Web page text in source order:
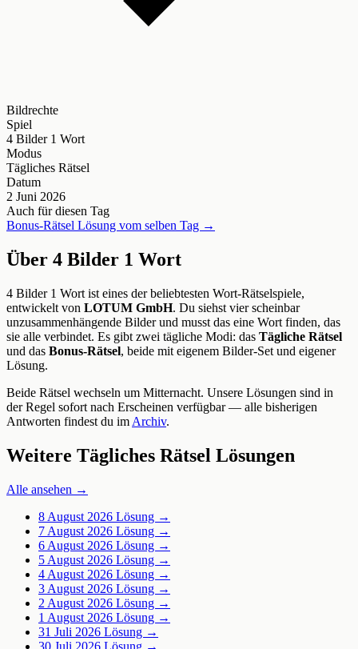
Bildrechte
Spiel
4 Bilder 1 Wort
Modus
Tägliches Rätsel
Datum
2 Juni 2026
Auch für diesen Tag
Bonus-Rätsel Lösung vom selben Tag →
Über 4 Bilder 1 Wort
4 Bilder 1 Wort ist eines der beliebtesten Wort-Rätselspiele,
entwickelt von LOTUM GmbH. Du siehst vier scheinbar
unzusammenhängende Bilder und musst das eine Wort finden, das
sie alle verbindet. Es gibt zwei tägliche Modi: das Tägliche Rätsel
und das Bonus-Rätsel, beide mit eigenem Bilder-Set und eigener
Lösung.
Beide Rätsel wechseln um Mitternacht. Unsere Lösungen sind in
der Regel sofort nach Erscheinen verfügbar — alle bisherigen
Antworten findest du im Archiv.
Weitere Tägliches Rätsel Lösungen
Alle ansehen →
8 August 2026 Lösung →
7 August 2026 Lösung →
6 August 2026 Lösung →
5 August 2026 Lösung →
4 August 2026 Lösung →
3 August 2026 Lösung →
2 August 2026 Lösung →
1 August 2026 Lösung →
31 Juli 2026 Lösung →
30 Juli 2026 Lösung →